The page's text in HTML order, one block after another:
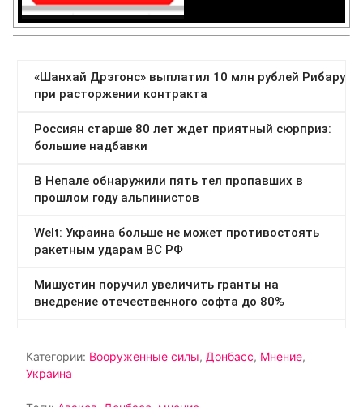
Категории: Вооруженные силы, Донбасс, Мнение,
Украина